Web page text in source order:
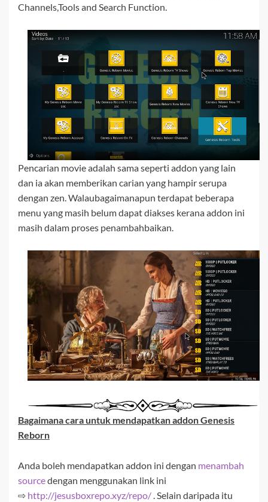
Channels,Tools and Search Function.
Pencarian movie adalah sama seperti addon yang lain
dan ia akan memberikan carian yang hampir serupa
dengan zen. Walaubagaimanapun terdapat beberapa
menu yang masih belum dapat diakses kerana addon ini
masih dalam proses penambahbaikan.
Bagaimana cara untuk mendapatkan addonGenesis
Reborn
Anda boleh mendapatkan addon ini dengan menambah
sourcedengan menggunakan link ini
⇨ http://jesusboxrepo.xyz/repo/ . Selain daripada itu